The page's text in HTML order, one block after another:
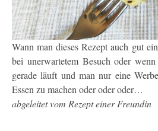
Wann man dieses Rezept auch gut
bei unerwartetem Besuch oder
gerade läuft und man nur eine
Essen zu machen oder oder oder…
abgeleitet vom Rezept einer Freundin